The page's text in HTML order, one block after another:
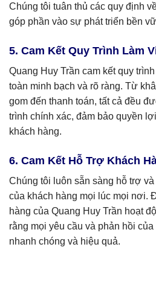
Chúng tôi tuân thủ các quy định
góp phần vào sự phát triển bền
5. Cam Kết Quy Trình Làm
Quang Huy Trần cam kết quy
toàn minh bạch và rõ ràng. Từ
gom đến thanh toán, tất cả đều
trình chính xác, đảm bảo quyền
khách hàng.
6. Cam Kết Hỗ Trợ Khách
Chúng tôi luôn sẵn sàng hỗ trợ
của khách hàng mọi lúc mọi nơi.
hàng của Quang Huy Trần hoạt
rằng mọi yêu cầu và phản hồi
nhanh chóng và hiệu quả.